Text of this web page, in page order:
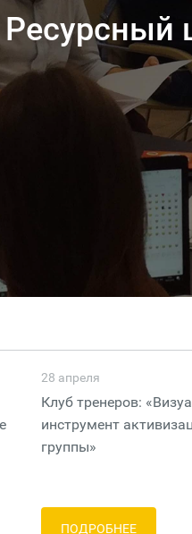
28 апреля
Клуб тренеров:
инструмент
группы»
ПОДРОБНЕЕ